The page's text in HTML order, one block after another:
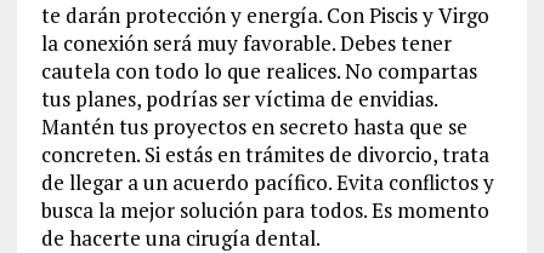
te darán protección y energía. Con Piscis y Virgo
la conexión será muy favorable. Debes tener
cautela con todo lo que realices. No compartas
tus planes, podrías ser víctima de envidias.
Mantén tus proyectos en secreto hasta que se
concreten. Si estás en trámites de divorcio, trata
de llegar a un acuerdo pacífico. Evita conflictos y
busca la mejor solución para todos. Es momento
de hacerte una cirugía dental.